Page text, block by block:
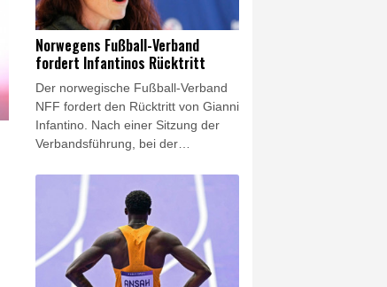
Reusser (+1:46) ins Ziel und steht
vor ihrem zweiten Gesamtsieg. Die
Rosenheimerin Antonia Niedermaier
überzeugte als Sechste erneut und
behält nach sieben von neun Tagen
das Weiße Trikot.
Norwegens Fußball-Verband
fordert Infantinos Rücktritt
Der norwegische Fußball-Verband
NFF fordert den Rücktritt von Gianni
Infantino. Nach einer Sitzung der
Verbandsführung, bei der
umstrittenen FIFA-Chefs erörtert
wurde, sagte die NFF-Vorsitzende
Lise Klaveness auf einer
Pressekonferenz: "Wir werden den
FIFA-Präsidenten jetzt zum Rücktritt
auffordern."